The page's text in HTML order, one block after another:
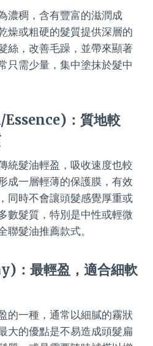
濃稠，含有豐富的滋潤成
燥或粗硬的髮質提供深層的
絲，改善毛躁，並帶來顯著
只需少量，集中塗抹於髮中
：質地較
統髮油輕盈，吸收速度也較
成一層輕薄的保護膜，有效
同時不會讓頭髮感覺厚重或
數髮質，特別是中性或輕微
聯髮油推薦款式。
：最輕盈，適合細軟
的一種，通常以細膩的霧狀
大的優點是不易造成頭髮扁